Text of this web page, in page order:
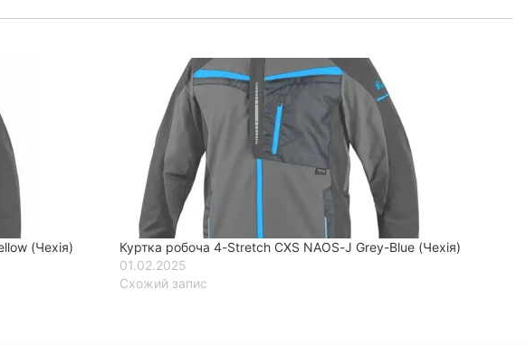
(Чехія)
Куртка робоча 4-Stretch CXS NAOS-J Grey-Blue (Чехія)
01.02.2025
Схожий запис